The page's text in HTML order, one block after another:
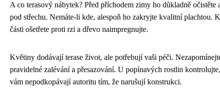
A co terasový nábytek? Před příchodem zimy ho důkladně očistěte
pod střechu. Nemáte-li kde, alespoň ho zakryjte kvalitní plachtou.
části ošetřete proti rzi a dřevo naimpregnujte.
Květiny dodávají terase život, ale potřebují vaši péči.
pravidelné zalévání a přesazování. U popínavých rostlin
vám nepodkopávají autoritu tím, že narušují konstrukci.